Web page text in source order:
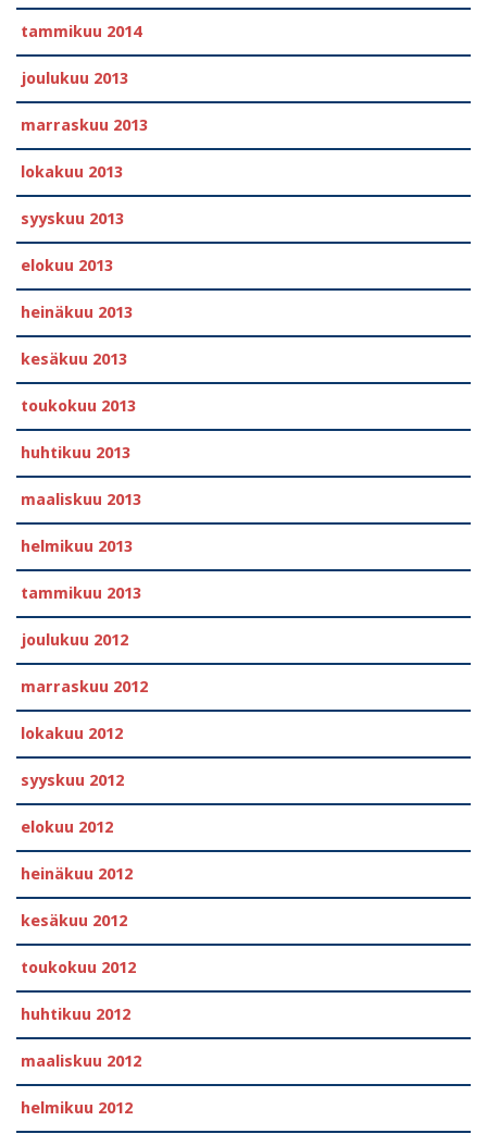
tammikuu 2014
joulukuu 2013
marraskuu 2013
lokakuu 2013
syyskuu 2013
elokuu 2013
heinäkuu 2013
kesäkuu 2013
toukokuu 2013
huhtikuu 2013
maaliskuu 2013
helmikuu 2013
tammikuu 2013
joulukuu 2012
marraskuu 2012
lokakuu 2012
syyskuu 2012
elokuu 2012
heinäkuu 2012
kesäkuu 2012
toukokuu 2012
huhtikuu 2012
maaliskuu 2012
helmikuu 2012